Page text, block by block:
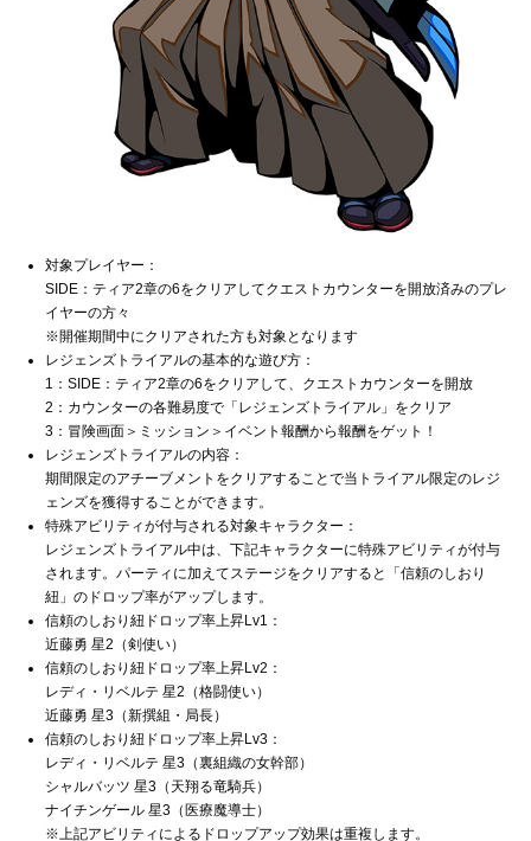
対象プレイヤー：
SIDE：ティア2章の6をクリアしてクエストカウンターを開放済みのプレ
イヤーの方々
※開催期間中にクリアされた方も対象となります
レジェンズトライアルの基本的な遊び方：
1：SIDE：ティア2章の6をクリアして、クエストカウンターを開放
2：カウンターの各難易度で「レジェンズトライアル」をクリア
3：冒険画面＞ミッション＞イベント報酬から報酬をゲット！
レジェンズトライアルの内容：
期間限定のアチーブメントをクリアすることで当トライアル限定のレジ
ェンズを獲得することができます。
特殊アビリティが付与される対象キャラクター：
レジェンズトライアル中は、下記キャラクターに特殊アビリティが付与
されます。パーティに加えてステージをクリアすると「信頼のしおり
紐」のドロップ率がアップします。
信頼のしおり紐ドロップ率上昇Lv1：
近藤勇 星2（剣使い）
信頼のしおり紐ドロップ率上昇Lv2：
レディ・リベルテ 星2（格闘使い）
近藤勇 星3（新撰組・局長）
信頼のしおり紐ドロップ率上昇Lv3：
レディ・リベルテ 星3（裏組織の女幹部）
シャルバッツ 星3（天翔る竜騎兵）
ナイチンゲール 星3（医療魔導士）
※上記アビリティによるドロップアップ効果は重複します。